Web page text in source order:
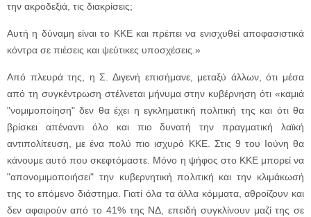
την ακροδεξιά, τις διακρίσεις;
Αυτή η δύναμη είναι το ΚΚΕ και πρέπει να ενισχυθεί αποφασιστικά
κόντρα σε πιέσεις και ψεύτικες υποσχέσεις.»
Από πλευρά της, η Σ. Διγενή επισήμανε, μεταξύ άλλων, ότι μέσα
από τη συγκέντρωση στέλνεται μήνυμα στην κυβέρνηση ότι «καμιά
"νομιμοποίηση" δεν θα έχει η εγκληματική πολιτική της και ότι θα
βρίσκει απέναντι όλο και πιο δυνατή την πραγματική λαϊκή
αντιπολίτευση, με ένα πολύ πιο ισχυρό ΚΚΕ. Στις 9 του Ιούνη θα
κάνουμε αυτό που σκεφτόμαστε. Μόνο η ψήφος στο ΚΚΕ μπορεί να
"απονομιμοποιήσει" την κυβερνητική πολιτική και την κλιμάκωσή
της το επόμενο διάστημα. Γιατί όλα τα άλλα κόμματα, αθροίζουν και
δεν αφαιρούν από το 41% της ΝΔ, επειδή συγκλίνουν μαζί της σε